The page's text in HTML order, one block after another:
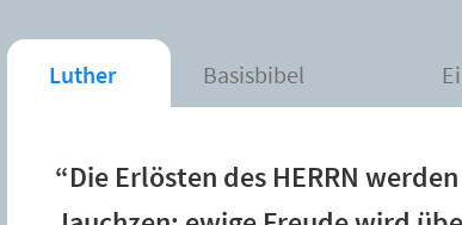
Luther Basisbibel
“Die Erlösten des HERRN